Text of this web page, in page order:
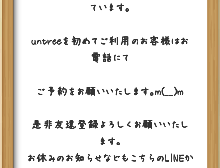
ています。
untreeを初めてご利用のお客様はお
電話にて
ご予約をお願いいたします。m(__)m
是非友達登録よろしくお願いいたし
ます。
お休みのお知らせなどもこちらのLINEか